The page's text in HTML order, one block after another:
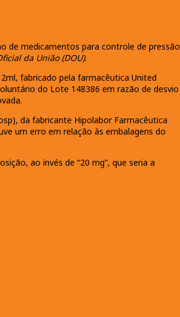
de medicamentos para controle de pressão
da União (DOU).
fabricado pela farmacêutica United
do Lote 148386 em razão de desvio
da fabricante Hipolabor Farmacêutica
um erro em relação às embalagens do
ao invés de “20 mg”, que seria a